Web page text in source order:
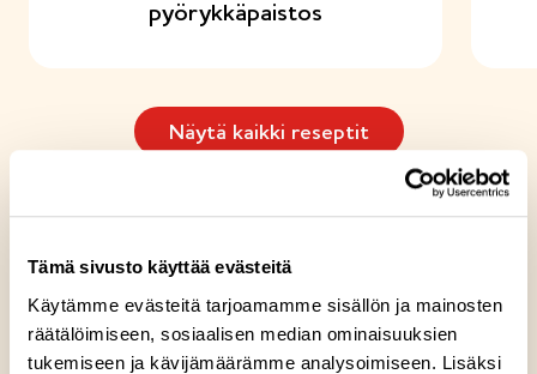
Tämä sivusto käyttää evästeitä
Käytämme evästeitä tarjoamamme sisällön ja mainosten
räätälöimiseen, sosiaalisen median ominaisuuksien
tukemiseen ja kävijämäärämme analysoimiseen. Lisäksi
pyörykkäpaistos
Näytä kaikki reseptit